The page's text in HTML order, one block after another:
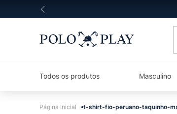
Todos os produtos Masculino
t-shirt-fio-peruano-taquinho-